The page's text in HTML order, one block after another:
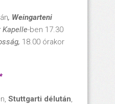
, Weingarteni
Kapelle-ben 17.30
18.00 órakor
*
Stuttgarti délután,